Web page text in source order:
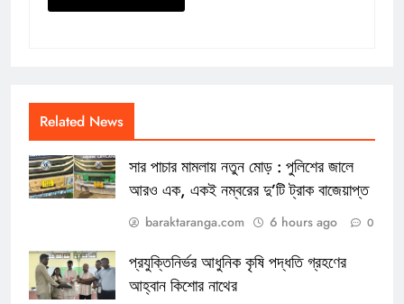
Related News
সার পাচার মামলায় নতুন মোড় : পুলিশের জালে
আরও এক, একই নম্বরের দু’টি ট্রাক বাজেয়াপ্ত
baraktaranga.com 6 hours ago 0
প্রযুক্তিনির্ভর আধুনিক কৃষি পদ্ধতি গ্রহণের
আহ্বান কিশোর নাথের